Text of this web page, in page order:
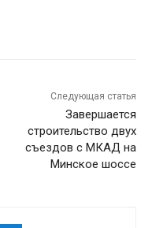
Следующая статья
Завершается
строительство двух
съездов с МКАД на
Минское шоссе